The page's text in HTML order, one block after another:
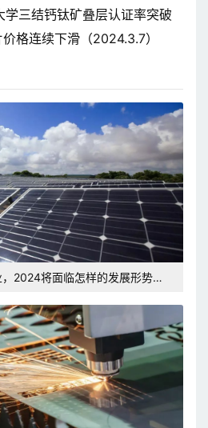
学三结钙钛矿叠层认证率突破
格连续下滑（2024.3.7）
，2024将面临怎样的发展形势和